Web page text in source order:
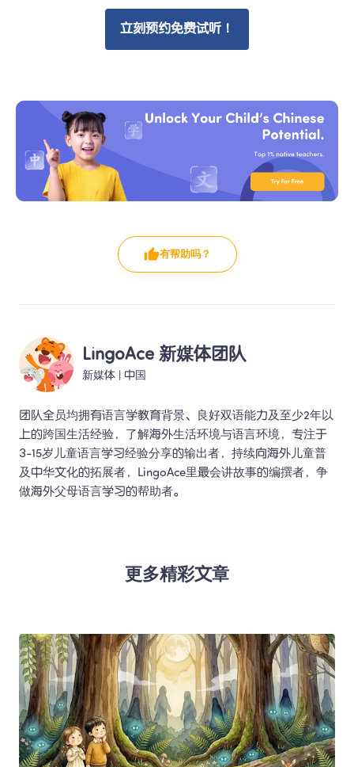
立刻预约免费试听！
有帮助吗？
LingoAce 新媒体团队
新媒体 中国
团队全员均拥有语言学教育背景、良好双语能力及至少2年以
上的跨国生活经验，了解海外生活环境与语言环境，专注于
3-15岁儿童语言学习经验分享的输出者，持续向海外儿童普
及中华文化的拓展者，LingoAce里最会讲故事的编撰者，争
做海外父母语言学习的帮助者。
更多精彩文章